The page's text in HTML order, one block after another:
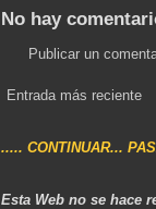
No hay
Publicar un
Entrada más reciente
..... CONTINUAR...
Esta Web no se hace